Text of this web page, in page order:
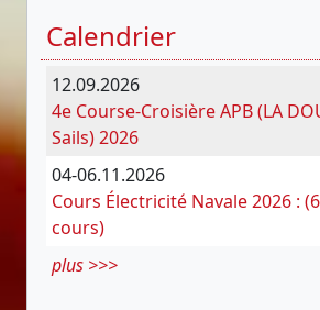
Calendrier
12.09.2026
4e Course-Croisière APB (LA
Sails) 2026
04-06.11.2026
Cours Électricité Navale 2026 :
cours)
plus >>>